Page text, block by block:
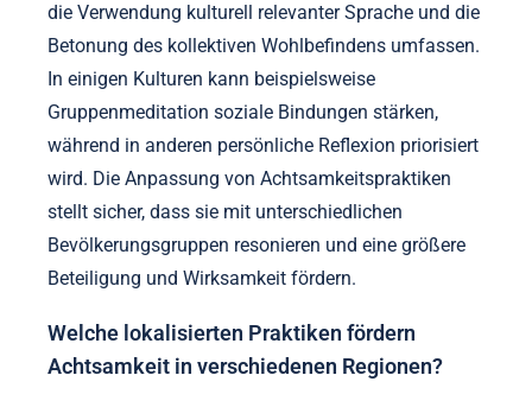
die Verwendung kulturell relevanter Sprache und die
Betonung des kollektiven Wohlbefindens umfassen.
In einigen Kulturen kann beispielsweise
Gruppenmeditation soziale Bindungen stärken,
während in anderen persönliche Reflexion priorisiert
wird. Die Anpassung von Achtsamkeitspraktiken
stellt sicher, dass sie mit unterschiedlichen
Bevölkerungsgruppen resonieren und eine größere
Beteiligung und Wirksamkeit fördern.
Welche lokalisierten Praktiken fördern
Achtsamkeit in verschiedenen Regionen?